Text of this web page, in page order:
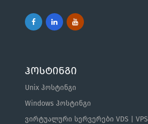
ჰოსტინგი
Unix ჰოსტინგი
Windows ჰოსტინგი
ვირტუალური სერვერები VDS | VPS